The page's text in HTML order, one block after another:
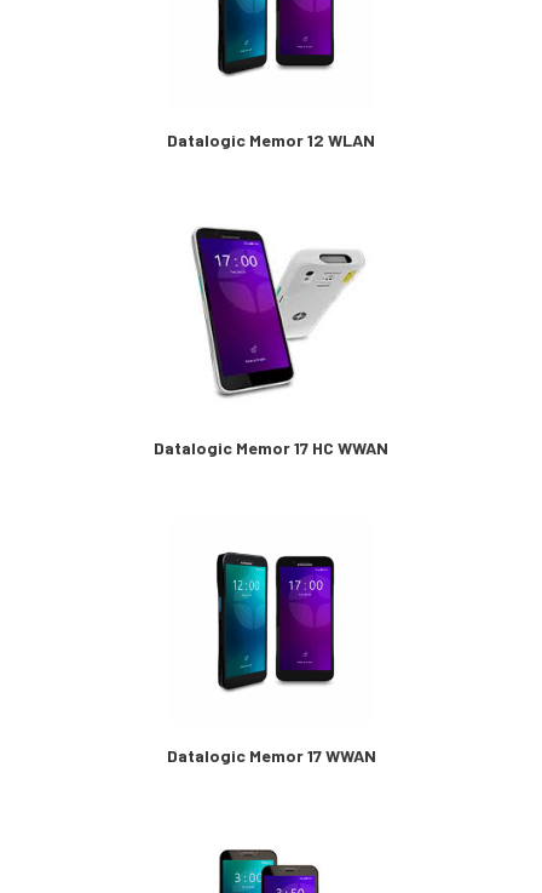
Datalogic Memor 12 WLAN
Datalogic Memor 17 HC WWAN
Datalogic Memor 17 WWAN